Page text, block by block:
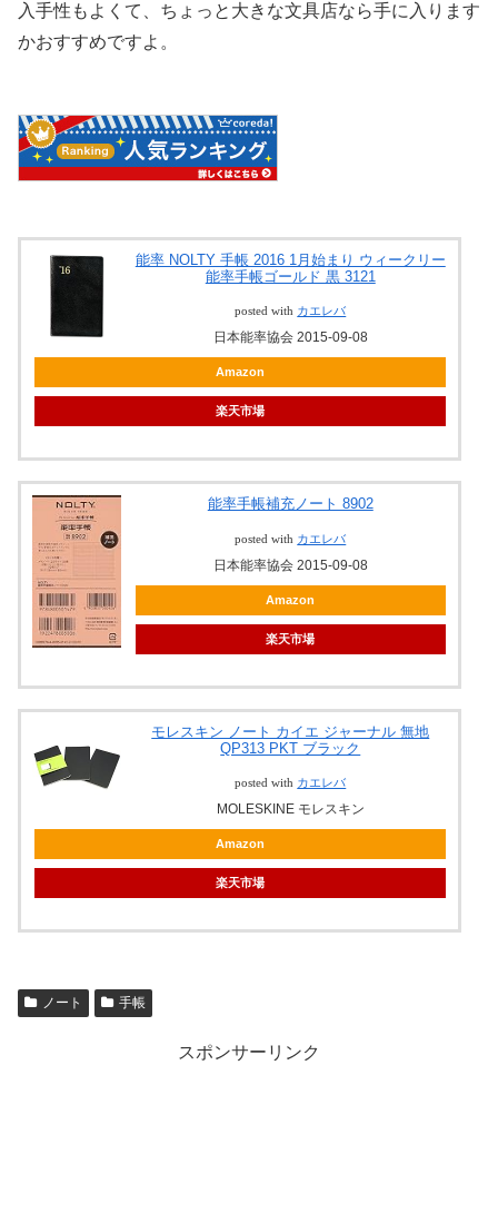
入手性もよくて、ちょっと大きな文具店なら手に入ります
かおすすめですよ。
能率 NOLTY 手帳 2016 1月始まり ウィークリー
能率手帳ゴールド 黒 3121
posted with カエレバ
日本能率協会 2015-09-08
Amazon
楽天市場
能率手帳補充ノート 8902
posted with カエレバ
日本能率協会 2015-09-08
Amazon
楽天市場
モレスキン ノート カイエ ジャーナル 無地
QP313 PKT ブラック
posted with カエレバ
MOLESKINE モレスキン
Amazon
楽天市場
ノート 手帳
スポンサーリンク